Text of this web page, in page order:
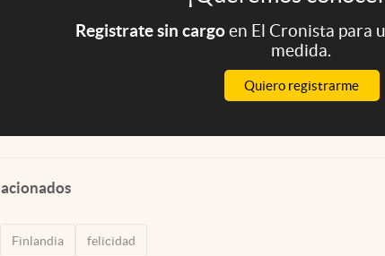
Registrate sin cargoen El Cronista para
medida.
Quiero registrarme
Finlandia felicidad